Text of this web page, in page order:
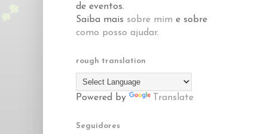
de eventos.
Saiba mais sobre mim e sobre
como posso ajudar.
rough translation
Powered by Translate
Seguidores